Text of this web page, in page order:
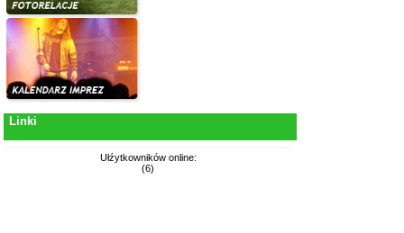
Linki
Ułźytkowników online:
(6)